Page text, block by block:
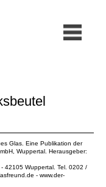
Glas. Eine Publikation der
, Wuppertal. Herausgeber:
42105 Wuppertal. Tel. 0202 /
- www.der-